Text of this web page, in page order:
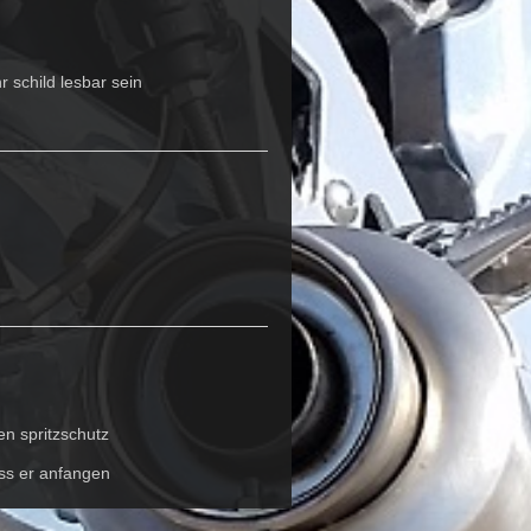
schild lesbar sein
spritzschutz
er anfangen